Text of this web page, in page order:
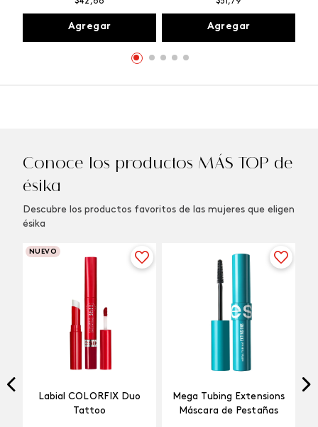
Agregar Agregar
Conoce los productos MÁS TOP de
ésika
Descubre los productos favoritos de las mujeres que eligen
ésika
NUEVO
Labial COLORFIX Duo
Tattoo
Mega Tubing Extensions
Máscara de Pestañas